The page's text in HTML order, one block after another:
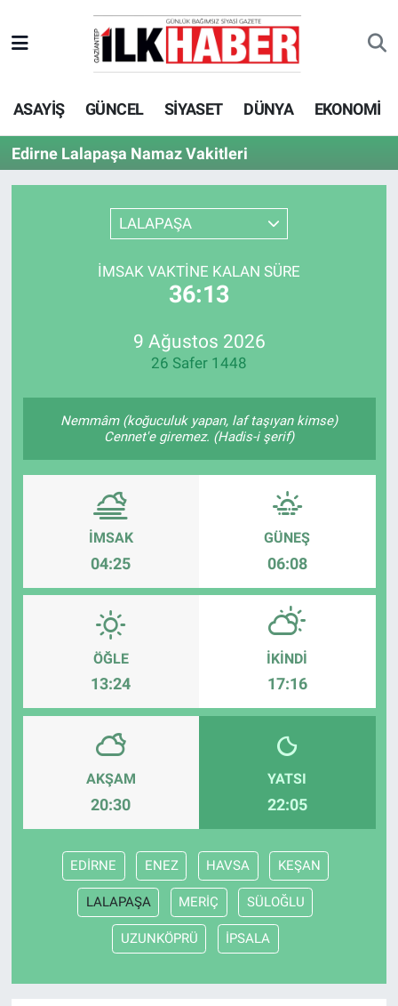
ASAYİŞ GÜNCEL SİYASET DÜNYA EKONOMİ
Edirne Lalapaşa Namaz Vakitleri
LALAPAŞA
İMSAK VAKTINE KALAN SÜRE
36:13
9 Ağustos 2026
26 Safer 1448
Nemmâm (koğuculuk yapan, laf taşıyan kimse)
Cennet'e giremez. (Hadis-i şerif)
İMSAK
04:25
GÜNEŞ
06:08
ÖĞLE
13:24
İKINDI
17:16
AKŞAM
20:30
YATSI
22:05
EDİRNE ENEZ HAVSA KEŞAN
LALAPAŞA MERİÇ SÜLOĞLU
UZUNKÖPRÜ İPSALA
EKONOMİ
SİYASET
SAĞLIK
Beyoğlu Hava Durumu
Beyoğlu Trafik Yoğunluk Haritası
Süper Lig Puan Durumu ve Fikstür
Tüm Manşetler